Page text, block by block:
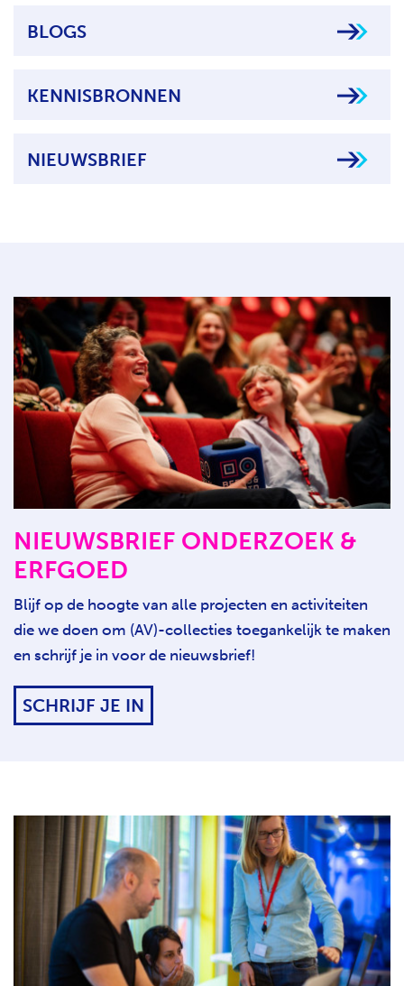
BLOGS
KENNISBRONNEN
NIEUWSBRIEF
NIEUWSBRIEF ONDERZOEK &
ERFGOED
Blijf op de hoogte van alle projecten en activiteiten
die we doen om (AV)-collecties toegankelijk te maken
en schrijf je in voor de nieuwsbrief!
SCHRIJF JE IN